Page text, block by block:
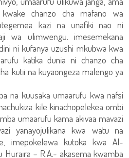
chanzo cha mafano wa
kazi na unafiki nao ni
wa ulimwengu. imesemekana
ni kufanya uzushi mkubwa kwa
katika dunia ni chanzo cha
kutii na kuyaongeza malengo ya
na kuusaka umaarufu kwa nafsi
kile kinachopelekea ombi
umaarufu kama akivaa mavazi
yanayojulikana kwa watu na
imepokelewa kutoka kwa Al-
Huraira – R.A.- akasema kwamba